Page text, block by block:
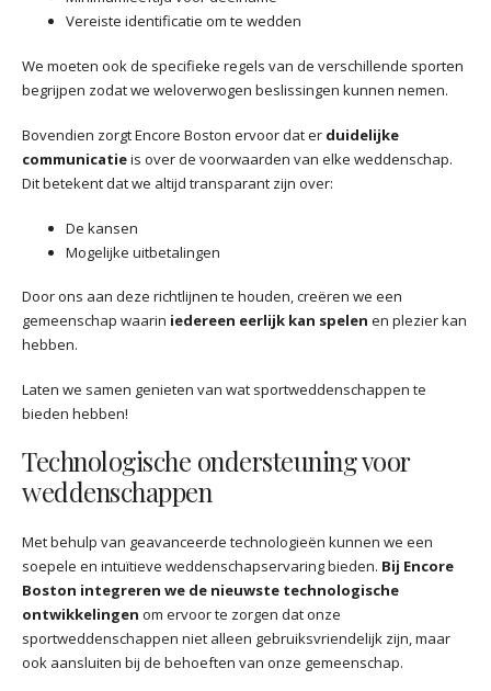
Vereiste identificatie om te wedden
We moeten ook de specifieke regels van de verschillende sporten
begrijpen zodat we weloverwogen beslissingen kunnen nemen.
Bovendien zorgt Encore Boston ervoor dat er duidelijke
communicatieis over de voorwaarden van elke weddenschap.
Dit betekent dat we altijd transparant zijn over:
De kansen
Mogelijke uitbetalingen
Door ons aan deze richtlijnen te houden, creëren we een
gemeenschap waarin iedereen eerlijk kan spelen en plezier kan
hebben.
Laten we samen genieten van wat sportweddenschappen te
bieden hebben!
Technologische ondersteuning voor
weddenschappen
Met behulp van geavanceerde technologieën kunnen we een
soepele en intuïtieve weddenschapservaring bieden. Bij Encore
Boston integreren we de nieuwste technologische
ontwikkelingen om ervoor te zorgen dat onze
sportweddenschappen niet alleen gebruiksvriendelijk zijn, maar
ook aansluiten bij de behoeften van onze gemeenschap.